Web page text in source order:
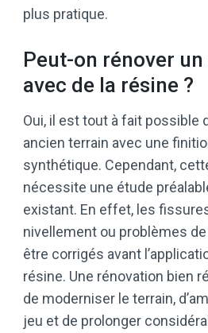
plus pratique.
Peut-on rénover
avec de la résine ?
Oui, il est tout à fait possible
ancien terrain avec une
synthétique. Cependant,
nécessite une étude
existant. En effet, les
nivellement ou problèmes
être corrigés avant
résine. Une rénovation bien
de moderniser le terrain,
jeu et de prolonger